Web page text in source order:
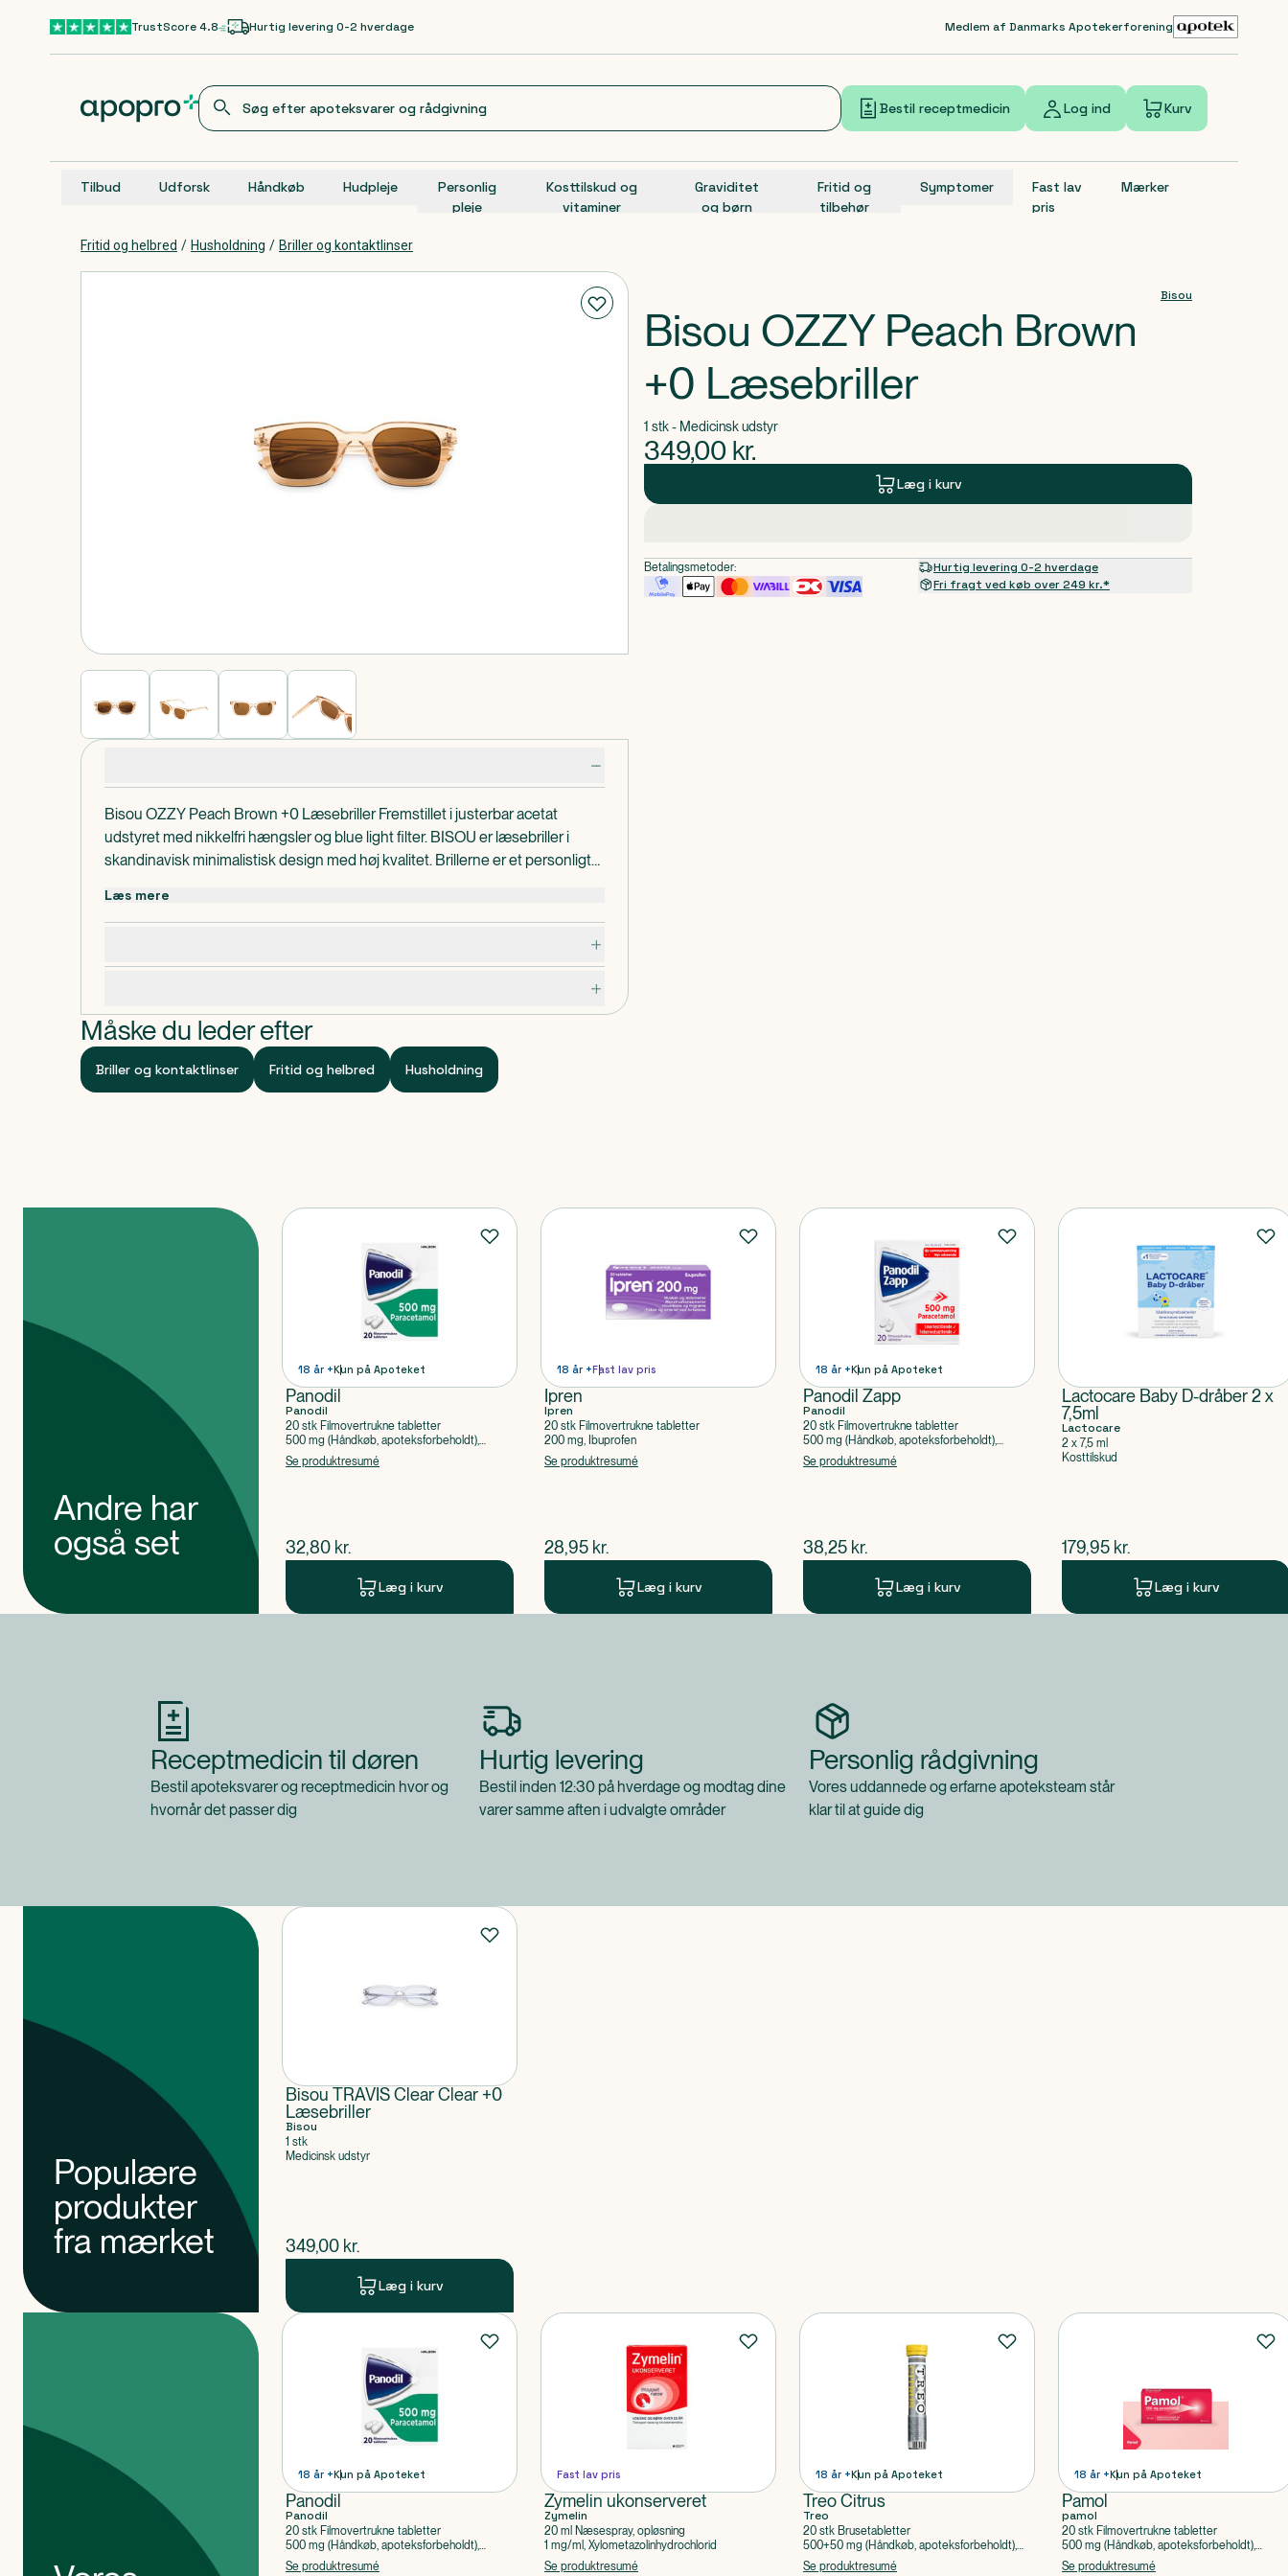
Gå til hovedindholdTrustScore 4.8 Hurtig levering 0-2 hverdage Medlem af Danmarks Apotekerforening
Bestil receptmedicin Log ind Kurv
Tilbud Udforsk Håndkøb Hudpleje
Personlig
pleje
Kosttilskud og
vitaminer
Graviditet
og børn
Fritid og
tilbehør
Symptomer
Fast lav
pris
Mærker
Fritid og helbred / Husholdning / Briller og kontaktlinser
Bisou OZZY Peach Brown +0 Læsebriller Fremstillet i justerbar acetat
udstyret med nikkelfri hængsler og blue light filter. BISOU er læsebriller i
skandinavisk minimalistisk design med høj kvalitet. Brillerne er et personligt
udtryk.
Læs mere
Måske du leder efter
Briller og kontaktlinser Fritid og helbred Husholdning
Bisou
Bisou OZZY Peach Brown
+0 Læsebriller
1 stk - Medicinsk udstyr
349,00 kr.
Læg i kurv
Betalingsmetoder:
Hurtig levering 0-2 hverdage
Fri fragt ved køb over 249 kr.*
Andre har
også set
18 år +Kun på Apoteket
Panodil
Panodil
20 stk Filmovertrukne tabletter
500 mg (Håndkøb, apoteksforbeholdt),
Paracetamol
Se produktresumé
$nuværende pris
32,80 kr.
Læg i kurv
18 år +Fast lav pris
Ipren
Ipren
20 stk Filmovertrukne tabletter
200 mg, Ibuprofen
Se produktresumé
$nuværende pris
28,95 kr.
Læg i kurv
18 år +Kun på Apoteket
Panodil Zapp
Panodil
20 stk Filmovertrukne tabletter
500 mg (Håndkøb, apoteksforbeholdt),
Paracetamol
Se produktresumé
$nuværende pris
38,25 kr.
Læg i kurv
Lactocare Baby D-dråber 2 x
7,5ml
Lactocare
2 x 7,5 ml
Kosttilskud
$nuværende pris
179,95 kr.
Læg i kurv
Receptmedicin til døren
Bestil apoteksvarer og receptmedicin hvor og
hvornår det passer dig
Hurtig levering
Bestil inden 12:30 på hverdage og modtag dine
varer samme aften i udvalgte områder
Personlig rådgivning
Vores uddannede og erfarne apoteksteam står
klar til at guide dig
Populære
produkter
fra mærket
Bisou TRAVIS Clear Clear +0
Læsebriller
Bisou
1 stk
Medicinsk udstyr
$nuværende pris
349,00 kr.
Læg i kurv
18 år +Kun på Apoteket
Panodil
Panodil
20 stk Filmovertrukne tabletter
500 mg (Håndkøb, apoteksforbeholdt),
Paracetamol
Se produktresumé
Fast lav pris
Zymelin ukonserveret
Zymelin
20 ml Næsespray, opløsning
1 mg/ml, Xylometazolinhydrochlorid
Se produktresumé
18 år +Kun på Apoteket
Treo Citrus
Treo
20 stk Brusetabletter
500+50 mg (Håndkøb, apoteksforbeholdt),
Acetylsalicylsyre, Caffein
Se produktresumé
18 år +Kun på Apoteket
Pamol
pamol
20 stk Filmovertrukne tabletter
500 mg (Håndkøb, apoteksforbeholdt),
Paracetamol
Se produktresumé